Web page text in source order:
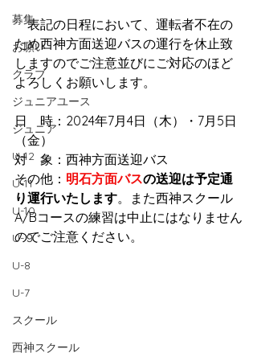
募集
お願い
クラブ
ジュニアユース
ジュニア
U-12
U-11
U-10
U-９
U-8
U-7
スクール
西神スクール
表記の日程において、運転者不在の
ため西神方面送迎バスの運行を休止致
しますのでご注意並びにご対応のほど
よろしくお願いします。
日　時：2024年7月4日（木）・7月5日
（金）
対　象：西神方面送迎バス
その他： 明石方面バスの送迎は予定通
り運行いたします。また西神スクール
A/Bコースの練習は中止にはなりません
のでご注意ください。